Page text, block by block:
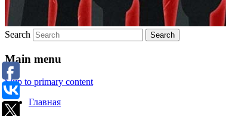
Search
Main menu
Skip to primary content
Главная